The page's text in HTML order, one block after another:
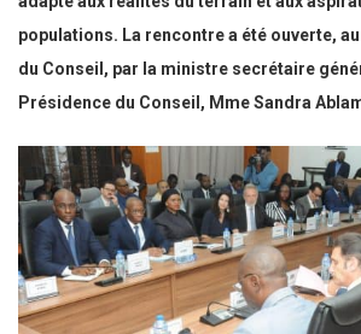
populations. La rencontre a été ouverte,
du Conseil, par la ministre secrétaire
Présidence du Conseil, Mme Sandra